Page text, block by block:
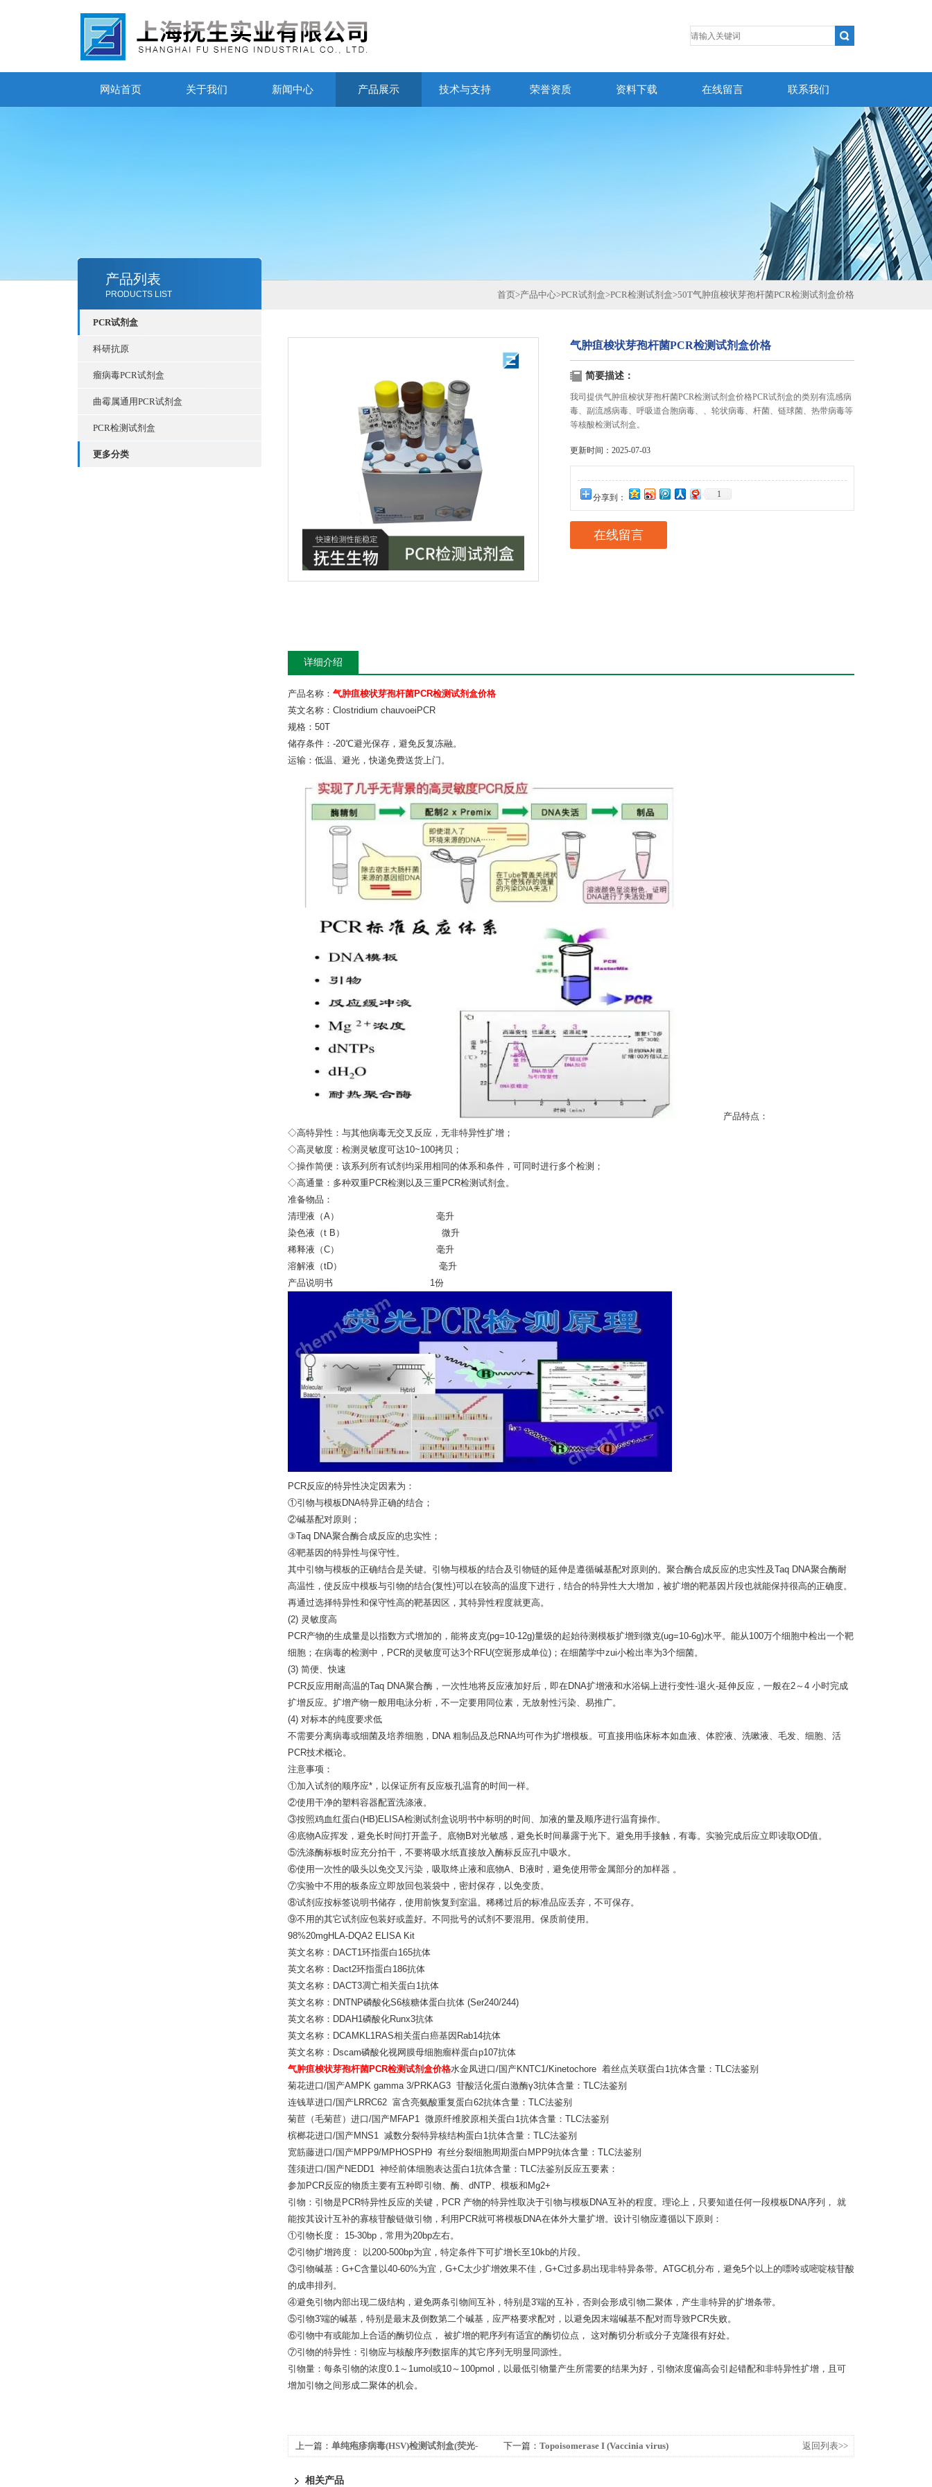
网站首页 关于我们 新闻中心 产品展示 技术与支持 荣誉资质 资料下载 在线留言 联系我们
产品列表
PRODUCTS LIST
PCR试剂盒
科研抗原
瘤病毒PCR试剂盒
曲霉属通用PCR试剂盒
PCR检测试剂盒
更多分类
首页>产品中心>PCR试剂盒>PCR检测试剂盒>50T气肿疽梭状芽孢杆菌PCR检测试剂盒价格
气肿疽梭状芽孢杆菌PCR检测试剂盒价格
简要描述：
我司提供气肿疽梭状芽孢杆菌PCR检测试剂盒价格PCR试剂盒的类别有流感病
毒、副流感病毒、呼吸道合胞病毒、、轮状病毒、杆菌、链球菌、热带病毒等
等核酸检测试剂盒。
更新时间：2025-07-03
分享到： 1
在线留言
详细介绍
产品名称： 气肿疽梭状芽孢杆菌PCR检测试剂盒价格
英文名称：Clostridium chauvoeiPCR
规格：50T
储存条件：-20℃避光保存，避免反复冻融。
运输：低温、避光，快递免费送货上门。
产品特点：
◇高特异性：与其他病毒无交叉反应，无非特异性扩增；
◇高灵敏度：检测灵敏度可达10~100拷贝；
◇操作简便：该系列所有试剂均采用相同的体系和条件，可同时进行多个检测；
◇高通量：多种双重PCR检测以及三重PCR检测试剂盒。
准备物品：
清理液（A） 毫升
染色液（t B） 微升
稀释液（C） 毫升
溶解液（tD） 毫升
产品说明书 1份
PCR反应的特异性决定因素为：
①引物与模板DNA特异正确的结合；
②碱基配对原则；
③Taq DNA聚合酶合成反应的忠实性；
④靶基因的特异性与保守性。
其中引物与模板的正确结合是关键。引物与模板的结合及引物链的延伸是遵循碱基配对原则的。聚合酶合成反应的忠实性及Taq DNA聚合酶耐
高温性，使反应中模板与引物的结合(复性)可以在较高的温度下进行，结合的特异性大大增加，被扩增的靶基因片段也就能保持很高的正确度。
再通过选择特异性和保守性高的靶基因区，其特异性程度就更高。
(2) 灵敏度高
PCR产物的生成量是以指数方式增加的，能将皮克(pg=10-12g)量级的起始待测模板扩增到微克(ug=10-6g)水平。能从100万个细胞中检出一个靶
细胞；在病毒的检测中，PCR的灵敏度可达3个RFU(空斑形成单位)；在细菌学中zui小检出率为3个细菌。
(3) 简便、快速
PCR反应用耐高温的Taq DNA聚合酶，一次性地将反应液加好后，即在DNA扩增液和水浴锅上进行变性-退火-延伸反应，一般在2～4 小时完成
扩增反应。扩增产物一般用电泳分析，不一定要用同位素，无放射性污染、易推广。
(4) 对标本的纯度要求低
不需要分离病毒或细菌及培养细胞，DNA 粗制品及总RNA均可作为扩增模板。可直接用临床标本如血液、体腔液、洗嗽液、毛发、细胞、活
PCR技术概论。
注意事项：
①加入试剂的顺序应*，以保证所有反应板孔温育的时间一样。
②使用干净的塑料容器配置洗涤液。
③按照鸡血红蛋白(HB)ELISA检测试剂盒说明书中标明的时间、加液的量及顺序进行温育操作。
④底物A应挥发，避免长时间打开盖子。底物B对光敏感，避免长时间暴露于光下。避免用手接触，有毒。实验完成后应立即读取OD值。
⑤洗涤酶标板时应充分拍干，不要将吸水纸直接放入酶标反应孔中吸水。
⑥使用一次性的吸头以免交叉污染，吸取终止液和底物A、B液时，避免使用带金属部分的加样器 。
⑦实验中不用的板条应立即放回包装袋中，密封保存，以免变质。
⑧试剂应按标签说明书储存，使用前恢复到室温。稀稀过后的标准品应丢弃，不可保存。
⑨不用的其它试剂应包装好或盖好。不同批号的试剂不要混用。保质前使用。
98%20mgHLA-DQA2 ELISA Kit
英文名称：DACT1环指蛋白165抗体
英文名称：Dact2环指蛋白186抗体
英文名称：DACT3凋亡相关蛋白1抗体
英文名称：DNTNP磷酸化S6核糖体蛋白抗体 (Ser240/244)
英文名称：DDAH1磷酸化Runx3抗体
英文名称：DCAMKL1RAS相关蛋白癌基因Rab14抗体
英文名称：Dscam磷酸化视网膜母细胞瘤样蛋白p107抗体
气肿疽梭状芽孢杆菌PCR检测试剂盒价格水金凤进口/国产KNTC1/Kinetochore 着丝点关联蛋白1抗体含量：TLC法鉴别
菊花进口/国产AMPK gamma 3/PRKAG3 苷酸活化蛋白激酶γ3抗体含量：TLC法鉴别
连钱草进口/国产LRRC62 富含亮氨酸重复蛋白62抗体含量：TLC法鉴别
菊苣（毛菊苣）进口/国产MFAP1 微原纤维胶原相关蛋白1抗体含量：TLC法鉴别
槟榔花进口/国产MNS1 减数分裂特异核结构蛋白1抗体含量：TLC法鉴别
宽筋藤进口/国产MPP9/MPHOSPH9 有丝分裂细胞周期蛋白MPP9抗体含量：TLC法鉴别
莲须进口/国产NEDD1 神经前体细胞表达蛋白1抗体含量：TLC法鉴别反应五要素：
参加PCR反应的物质主要有五种即引物、酶、dNTP、模板和Mg2+
引物：引物是PCR特异性反应的关键，PCR 产物的特异性取决于引物与模板DNA互补的程度。理论上，只要知道任何一段模板DNA序列， 就
能按其设计互补的寡核苷酸链做引物，利用PCR就可将模板DNA在体外大量扩增。设计引物应遵循以下原则：
①引物长度： 15-30bp，常用为20bp左右。
②引物扩增跨度： 以200-500bp为宜，特定条件下可扩增长至10kb的片段。
③引物碱基：G+C含量以40-60%为宜，G+C太少扩增效果不佳，G+C过多易出现非特异条带。ATGC机分布，避免5个以上的嘌呤或嘧啶核苷酸
的成串排列。
④避免引物内部出现二级结构，避免两条引物间互补，特别是3'端的互补，否则会形成引物二聚体，产生非特异的扩增条带。
⑤引物3'端的碱基，特别是最末及倒数第二个碱基，应严格要求配对，以避免因末端碱基不配对而导致PCR失败。
⑥引物中有或能加上合适的酶切位点， 被扩增的靶序列有适宜的酶切位点， 这对酶切分析或分子克隆很有好处。
⑦引物的特异性：引物应与核酸序列数据库的其它序列无明显同源性。
引物量：每条引物的浓度0.1～1umol或10～100pmol，以最低引物量产生所需要的结果为好，引物浓度偏高会引起错配和非特异性扩增，且可
增加引物之间形成二聚体的机会。
上一篇： 单纯疱疹病毒(HSV)检测试剂盒(荧光-
下一篇： Topoisomerase I (Vaccinia virus) 返回列表>>
相关产品